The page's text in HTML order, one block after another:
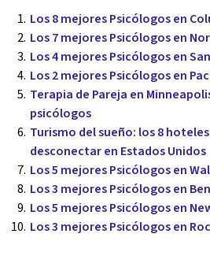
Los 8 mejores Psicólogos en
Los 7 mejores Psicólogos en
Los 4 mejores Psicólogos en
Los 2 mejores Psicólogos en
Terapia de Pareja en
psicólogos
Turismo del sueño: los 8
desconectar en Estados Unidos
Los 5 mejores Psicólogos en
Los 3 mejores Psicólogos en
Los 5 mejores Psicólogos en
Los 3 mejores Psicólogos en